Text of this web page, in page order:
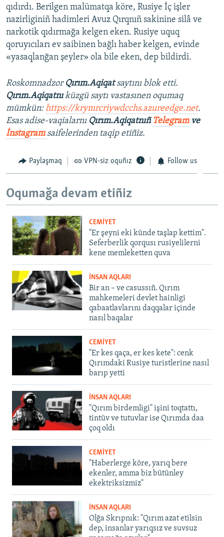
qıdırdı. Berilgen malümatqa köre, Rusiye İç işler
nazirliginiñ hadimleri Avuz Qırqnıñ sakinine silâ ve
narkotik qıdırmağa kelgen eken. Rusiye uquq
qoruyıcıları ev saibinen bağlı haber kelgen, evinde
«yasaqlanğan şeyler» ola bile eken, dep bildirdi.
Roskomnadzor Qırım.Aqiqatsaytını blok etti.
Qırım.Aqiqatnıküzgü saytı vastasınen oqumaq
mümkün:https://krymrcriywdcchs.azureedge.net.
Esas adise-vaqialarnı Qırım.AqiqatnıñTelegramve
İnstagram saifelerinden taqip etiñiz.
Paylaşmaq VPN-siz oquñız Follow us
Oqumağa devam etiñiz
CEMİYET
"Er şeyni eki künde taşlap kettim".
Seferberlik qorqusı rusiyelilerni
kene memleketten quva
İNSAN AQLARI
Bir an – ve casussıñ. Qırım
mahkemeleri devlet hainligi
qabaatlavlarını daqqalar içinde
nasıl baqalar
CEMİYET
"Er kes qaça, er kes kete": cenk
Qırımdaki Rusiye turistlerine nasıl
barıp yetti
İNSAN AQLARI
"Qırım birdemligi" işini toqtattı,
tintüv ve tutuvlar ise Qırımda daa
çoq oldı
CEMİYET
"Haberlerge köre, yarıq bere
ekenler, amma biz bütünley
ekektriksizmiz"
İNSAN AQLARI
Olğa Skrıpnık: "Qırım azat etilsin
dep, insanlar yarıqsız ve suvsuz